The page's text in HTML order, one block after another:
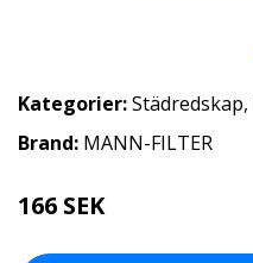
Kategorier:Städredskap,
Brand: MANN-FILTER
166 SEK